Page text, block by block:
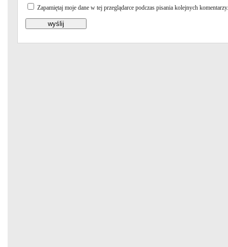
Zapamiętaj moje dane w tej przeglądarce podczas pisania kolejnych komentarzy.